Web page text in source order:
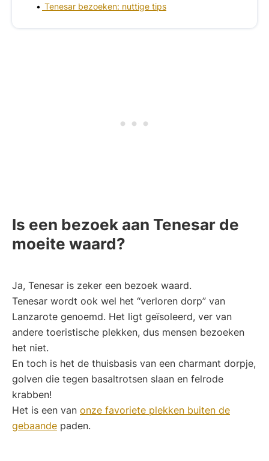
Tenesar bezoeken: nuttige tips
Is een bezoek aan Tenesar de
moeite waard?
Ja, Tenesar is zeker een bezoek waard.
Tenesar wordt ook wel het “verloren dorp” van
Lanzarote genoemd. Het ligt geïsoleerd, ver van
andere toeristische plekken, dus mensen bezoeken
het niet.
En toch is het de thuisbasis van een charmant dorpje,
golven die tegen basaltrotsen slaan en felrode
krabben!
Het is een van onze favoriete plekken buiten de
gebaande paden.